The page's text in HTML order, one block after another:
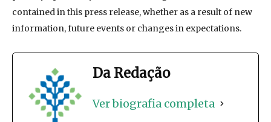
contained in this press release, whether as a result of new
information, future events or changes in expectations.
Da Redação
Ver biografia completa